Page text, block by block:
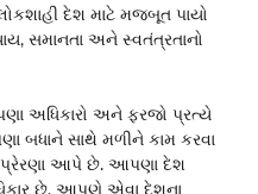
દેશ માટે મજબૂત પાયો
સમાનતા અને સ્વતંત્રતાનો
અધિકારો અને ફરજો પ્રત્યે
બધાને સાથે મળીને કામ કરવા
પ્રેરણા આપે છે. આપણા દેશ
છે, આપણે એવા દેશના